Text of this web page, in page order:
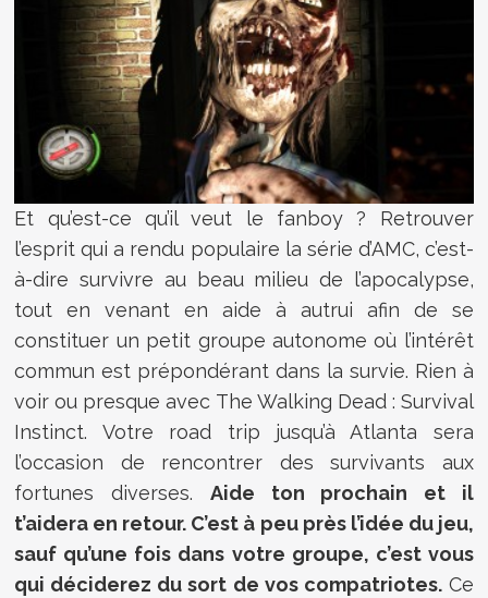
Et qu’est-ce qu’il veut le fanboy ? Retrouver
l’esprit qui a rendu populaire la série d’AMC, c’est-
à-dire survivre au beau milieu de l’apocalypse,
tout en venant en aide à autrui afin de se
constituer un petit groupe autonome où l’intérêt
commun est prépondérant dans la survie. Rien à
voir ou presque avec The Walking Dead : Survival
Instinct. Votre road trip jusqu’à Atlanta sera
l’occasion de rencontrer des survivants aux
fortunes diverses. Aide ton prochain et il
t’aidera en retour. C’est à peu près l’idée du jeu,
sauf qu’une fois dans votre groupe, c’est vous
qui déciderez du sort de vos compatriotes.Ce